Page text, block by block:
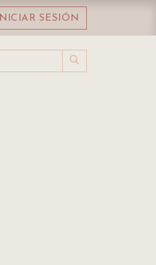
INICIAR SESIÓN